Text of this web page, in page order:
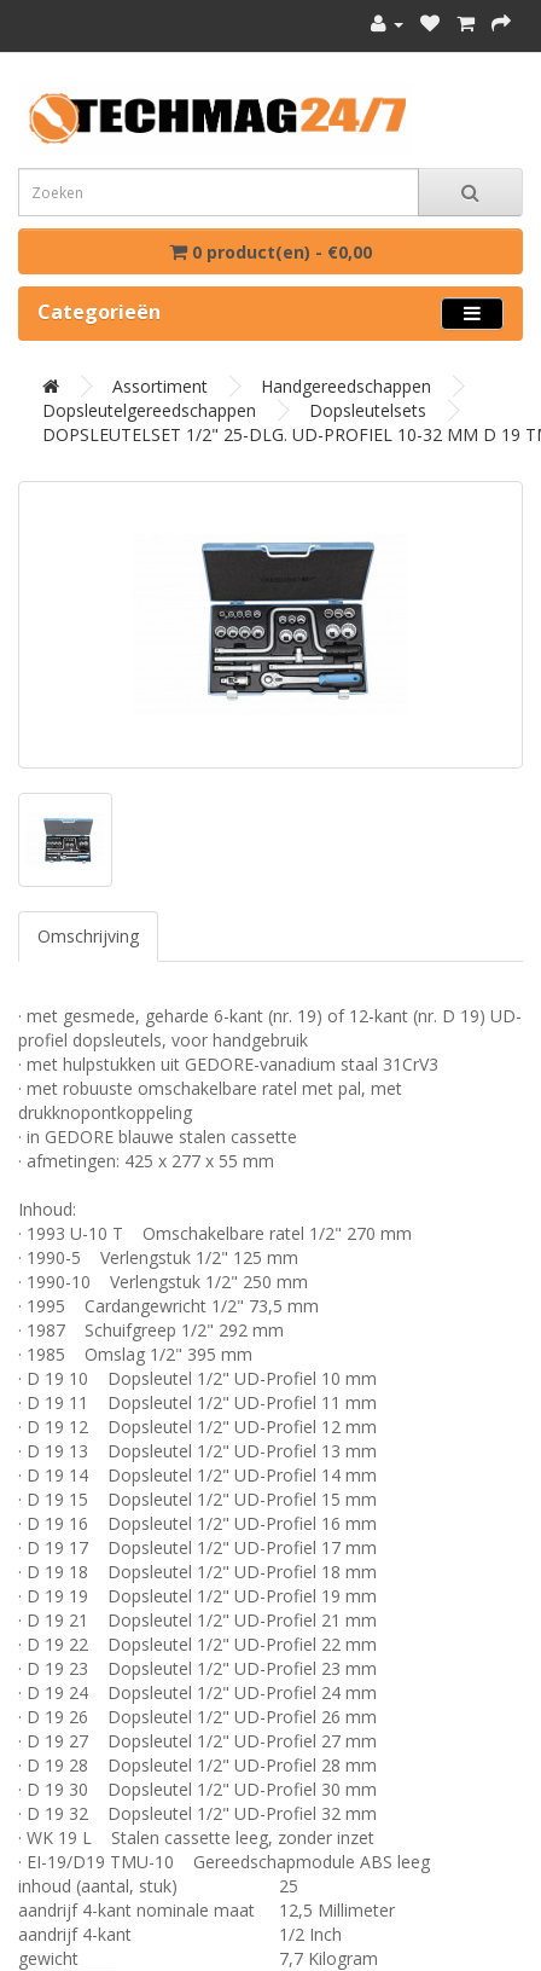
0 product(en) - €0,00
Categorieën
Assortiment
Handgereedschappen
Dopsleutelgereedschappen
Dopsleutelsets
DOPSLEUTELSET 1/2" 25-DLG. UD-PROFIEL 10-32 MM D 19
Omschrijving
· met gesmede, geharde 6-kant (nr. 19) of 12-kant (nr. D 19) UD-
profiel dopsleutels, voor handgebruik
· met hulpstukken uit GEDORE-vanadium staal 31CrV3
· met robuuste omschakelbare ratel met pal, met
drukknopontkoppeling
· in GEDORE blauwe stalen cassette
· afmetingen: 425 x 277 x 55 mm
Inhoud:
· 1993 U-10 T Omschakelbare ratel 1/2" 270 mm
· 1990-5 Verlengstuk 1/2" 125 mm
· 1990-10 Verlengstuk 1/2" 250 mm
· 1995 Cardangewricht 1/2" 73,5 mm
· 1987 Schuifgreep 1/2" 292 mm
· 1985 Omslag 1/2" 395 mm
· D 19 10 Dopsleutel 1/2" UD-Profiel 10 mm
· D 19 11 Dopsleutel 1/2" UD-Profiel 11 mm
· D 19 12 Dopsleutel 1/2" UD-Profiel 12 mm
· D 19 13 Dopsleutel 1/2" UD-Profiel 13 mm
· D 19 14 Dopsleutel 1/2" UD-Profiel 14 mm
· D 19 15 Dopsleutel 1/2" UD-Profiel 15 mm
· D 19 16 Dopsleutel 1/2" UD-Profiel 16 mm
· D 19 17 Dopsleutel 1/2" UD-Profiel 17 mm
· D 19 18 Dopsleutel 1/2" UD-Profiel 18 mm
· D 19 19 Dopsleutel 1/2" UD-Profiel 19 mm
· D 19 21 Dopsleutel 1/2" UD-Profiel 21 mm
· D 19 22 Dopsleutel 1/2" UD-Profiel 22 mm
· D 19 23 Dopsleutel 1/2" UD-Profiel 23 mm
· D 19 24 Dopsleutel 1/2" UD-Profiel 24 mm
· D 19 26 Dopsleutel 1/2" UD-Profiel 26 mm
· D 19 27 Dopsleutel 1/2" UD-Profiel 27 mm
· D 19 28 Dopsleutel 1/2" UD-Profiel 28 mm
· D 19 30 Dopsleutel 1/2" UD-Profiel 30 mm
· D 19 32 Dopsleutel 1/2" UD-Profiel 32 mm
· WK 19 L Stalen cassette leeg, zonder inzet
· EI-19/D19 TMU-10 Gereedschapmodule ABS leeg
inhoud (aantal, stuk)
25
aandrijf 4-kant nominale maat
12,5 Millimeter
aandrijf 4-kant
1/2 Inch
gewicht
7,7 Kilogram